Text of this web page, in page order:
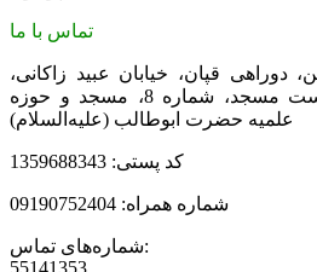
تماس با ما
دوراهی قپان، خیابان عبید زاکانی،
روبروی کانون میثم، بن بست مسجد، شماره 8، مسجد و حوزه
علمیه حضرت ابوطالب (علیه‌السلام)
کد پستی: 1359688343
شماره همراه: 09190752404
شماره‌های تماس:
55141353